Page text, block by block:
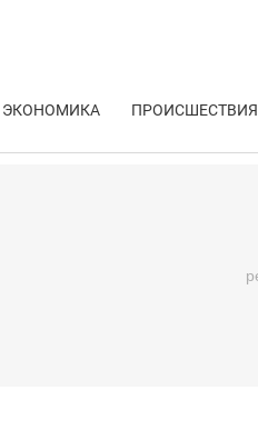
ЭКОНОМИКА ПРОИСШЕСТВИЯ